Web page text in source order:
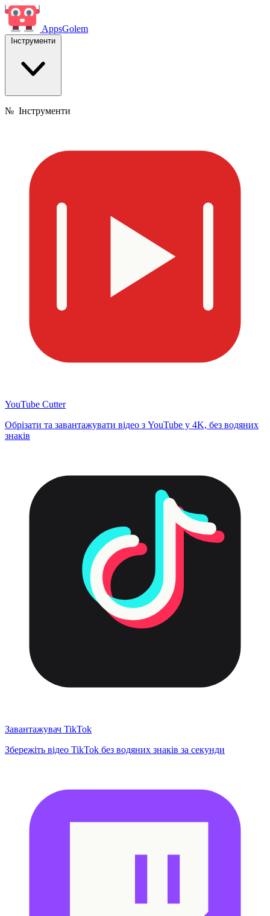
AppsGolem
Інструменти
№ Інструменти
YouTube Cutter
Обрізати та завантажувати відео з YouTube у 4K, без водяних
знаків
Завантажувач TikTok
Збережіть відео TikTok без водяних знаків за секунди